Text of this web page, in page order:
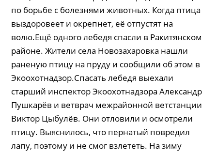
по борьбе с болезнями животных. Когда птица
выздоровеет и окрепнет, её отпустят на
волю.Ещё одного лебедя спасли в Ракитянском
районе. Жители села Новозахаровка нашли
раненую птицу на пруду и сообщили об этом в
Экоохотнадзор.Спасать лебедя выехали
старший инспектор Экоохотнадзора Александр
Пушкарёв и ветврач межрайонной ветстанции
Виктор Цыбулёв. Они отловили и осмотрели
птицу. Выяснилось, что пернатый повредил
лапу, поэтому и не смог взлететь. На зиму